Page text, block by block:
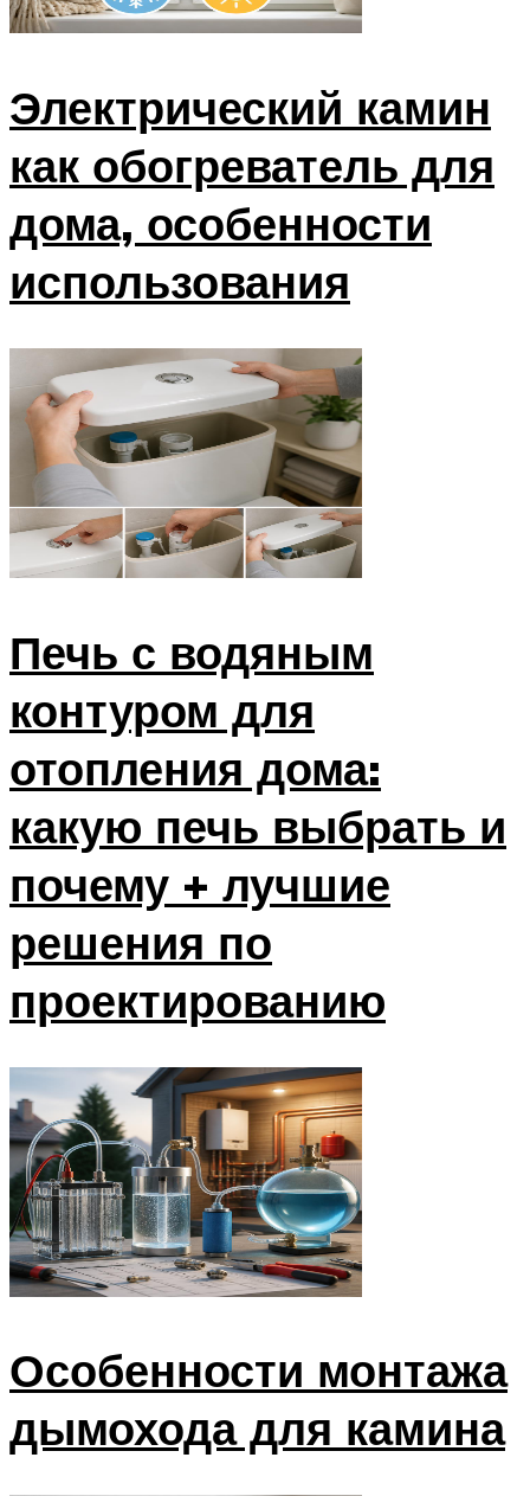
Электрический камин
как обогреватель для
дома, особенности
использования
Печь с водяным
контуром для
отопления дома:
какую печь выбрать и
почему + лучшие
решения по
проектированию
Особенности монтажа
дымохода для камина